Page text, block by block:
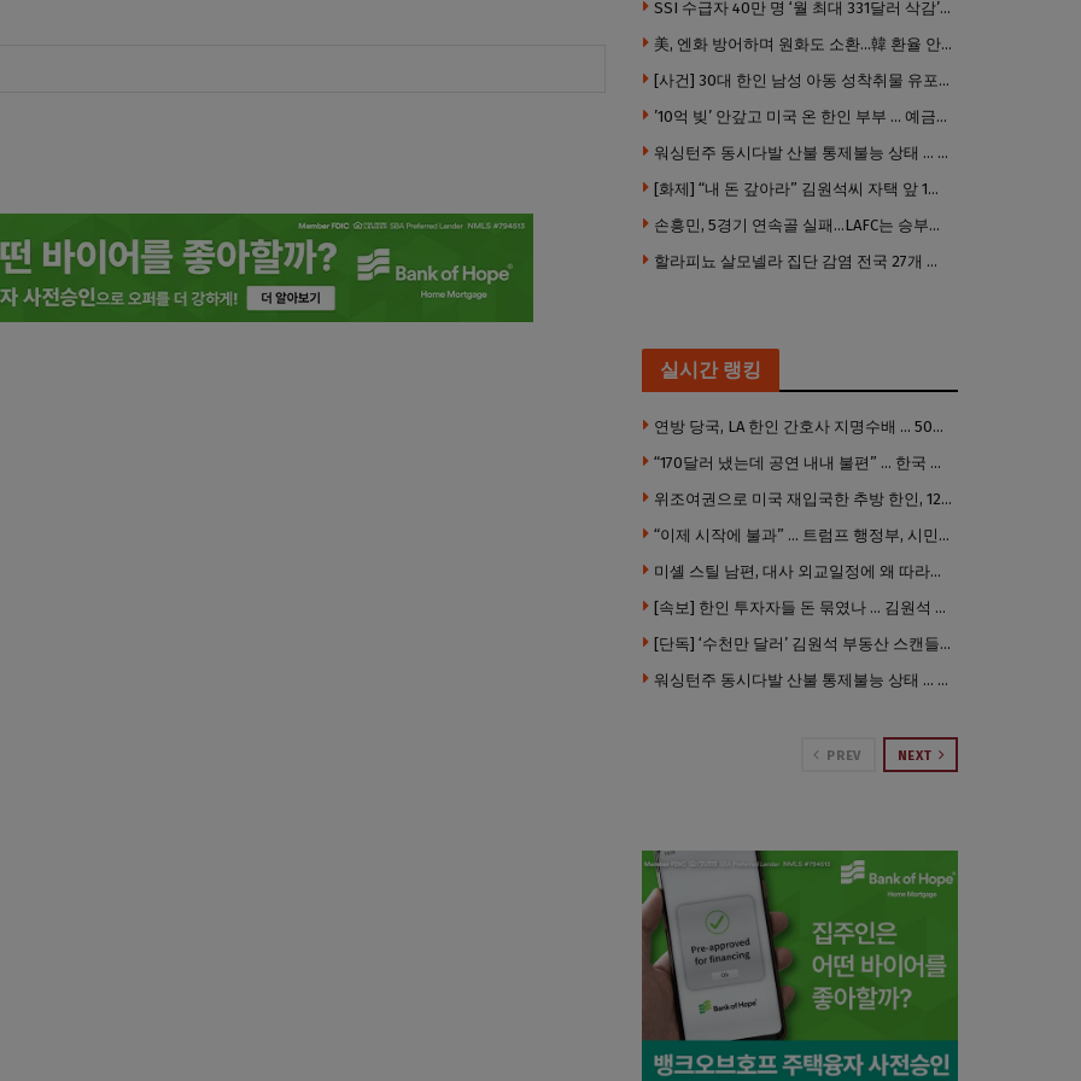
SSI 수급자 40만 명 ‘월 최대 331달러 삭감’ 위기…10만 명은 수급자격 상실
美, 엔화 방어하며 원화도 소환…韓 환율 안정 ‘우군’ 되나
[사건] 30대 한인 남성 아동 성착취물 유포 혐의로 체포
’10억 빚’ 안갚고 미국 온 한인 부부 … 예금보험공사, 미국서 소송
워싱턴주 동시다발 산불 통제불능 상태 … 이재민 수십만명
[화제] “내 돈 갚아라” 김원석씨 자택 앞 1인 광대 시위 … 한인 투자사, “108만 달러 못받아”
손흥민, 5경기 연속골 실패…LAFC는 승부차기 끝 과달라하라 격파
할라피뇨 살모넬라 집단 감염 전국 27개 주 급속 확산
실시간 랭킹
연방 당국, LA 한인 간호사 지명수배 … 500만 달러 메디캐어 사기, 선고 직전 한국 도주
“170달러 냈는데 공연 내내 불편” … 한국 코미디언 LA공연, 음향 불량에 외모 비하 개그 논란
위조여권으로 미국 재입국한 추방 한인, 120만 달러 은행 사기 행각
“이제 시작에 불과” … 트럼프 행정부, 시민권 박탈 본격화
미셸 스틸 남편, 대사 외교일정에 왜 따라갔나 … “매우 이례적”
[속보] 한인 투자자들 돈 묶였나 … 김원석 회사들 챕터7 강제파산·자진파산 잇따라 신청
[단독] ‘수천만 달러’ 김원석 부동산 스캔들 새 국면 … 한인 투자자들 소송 잇따라 ‘디폴트’ 절차
워싱턴주 동시다발 산불 통제불능 상태 … 이재민 수십만명
PREV NEXT